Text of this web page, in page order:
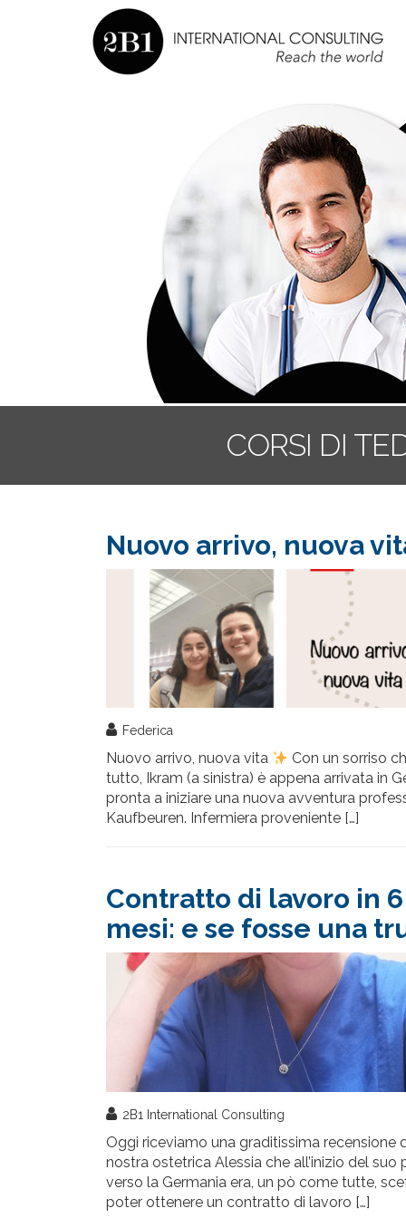
CORSI DI
Nuovo arrivo, nuova
Federica
Nuovo arrivo, nuova vita
Con un sorriso
tutto, Ikram (a sinistra) è appena arrivata in
pronta a iniziare una nuova avventura
Kaufbeuren. Infermiera proveniente […]
Contratto di lavoro in 6
mesi: e se fosse una
2B1 International Consulting
Oggi riceviamo una graditissima recensione
nostra ostetrica Alessia che all’inizio del suo
verso la Germania era, un pò come tutte,
poter ottenere un contratto di lavoro […]